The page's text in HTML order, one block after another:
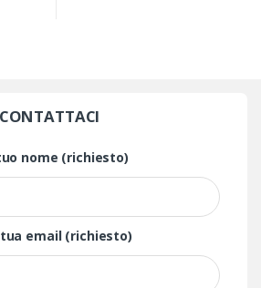
CONTATTACI
nome (richiesto)
email (richiesto)